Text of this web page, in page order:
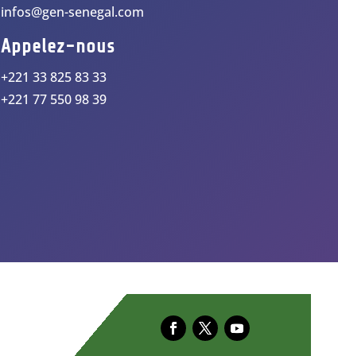
infos@gen-senegal.com
Appelez-nous
+221 33 825 83 33
+221 77 550 98 39